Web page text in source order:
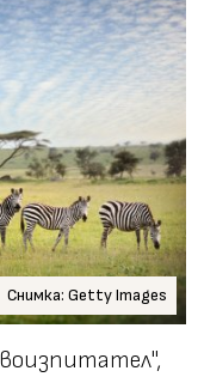
Снимка: Getty Images